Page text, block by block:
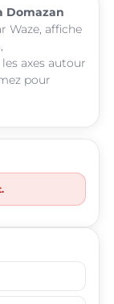
Domazan
Waze, affiche
axes autour
pour